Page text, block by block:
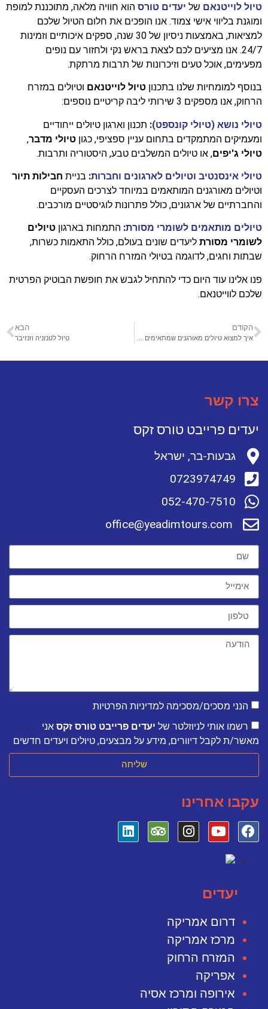
טיול לוייטנאם של יעדים טורס הוא חוויה מלאה, מתוכננת למופת
ומוגנת בליווי אישי צמוד. אנו הופכים את חלום הטיול שלכם
למציאות, באמצעות ניסיון של 30 שנה, ספקים איכותיים וזמינות
24/7. אנו מציעים לכם לצאת בראש נקי ולחזור עם נופים
מפעימים, אוכל טעים וזיכרונות של תרבות מרתקת.
בנוסף למומחיות שלנו בתכנון טיול לוייטנאם וטיולים במזרח
הרחוק, אנו מספקים 3 שירותי ליבה קריטיים נוספים:
טיולי נושא (טיולי קונספט): תכנון וארגון טיולים ייחודיים
ומעמיקים המתמקדים בתחום עניין ספציפי, כגון טיולי מדבר,
טיולי ג'יפים, או טיולים המשלבים טבע, היסטוריה ותרבות.
טיולי אינסנטיב וטיולים לארגונים וחברות: בניית חבילות תיור
וטיולים מאורגנים המותאמים במיוחד לצרכים העסקיים
והחברתיים של ארגונים, כולל פתרונות לוגיסטיים מורכבים.
טיולים מותאמים לשומרי מסורת: התמחות בארגון טיולים
לשומרי מסורת ליעדים שונים בעולם, כולל התאמות כשרות,
שבתות וחגים, לדוגמה בטיולי המזרח הרחוק.
פנו אלינו עוד היום כדי להתחיל לגבש את חופשת הבוטיק הפרטית
שלכם לווייטנאם.
הקודם הבא
טיול לטנזניה וזנזיבר
צרו קשר
יעדים פרייבט טורס זקס
גבעות-בר, ישראל
0723974749
052-470-7510
הנני מסכים/מסכימה למדיניות הפרטיות
רשמו אותי לניוזלטר של יעדים פרייבט טורס זקס אני
מאשר/ת לקבל דיוורים, מידע על מבצעים, טיולים ויעדים חדשים
שליחה
עקבו אחרינו
יעדים
דרום אמריקה
מרכז אמריקה
המזרח הרחוק
אפריקה
אירופה ומרכז אסיה